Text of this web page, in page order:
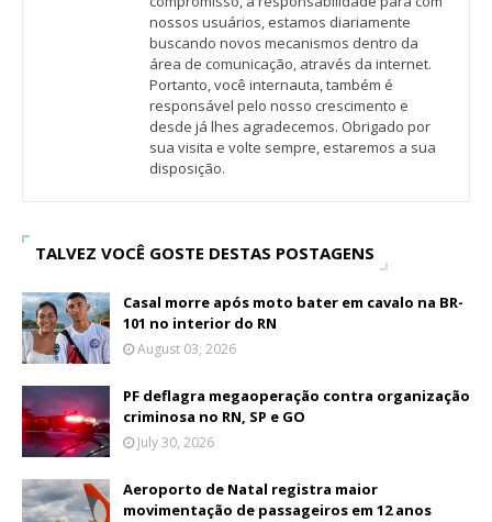
nossos usuários, estamos diariamente
buscando novos mecanismos dentro da
área de comunicação, através da internet.
Portanto, você internauta, também é
responsável pelo nosso crescimento e
desde já lhes agradecemos. Obrigado por
sua visita e volte sempre, estaremos a sua
disposição.
TALVEZ VOCÊ GOSTE DESTAS POSTAGENS
Casal morre após moto bater em cavalo na BR-
101 no interior do RN
August 03, 2026
PF deflagra megaoperação contra organização
criminosa no RN, SP e GO
July 30, 2026
Aeroporto de Natal registra maior
movimentação de passageiros em 12 anos